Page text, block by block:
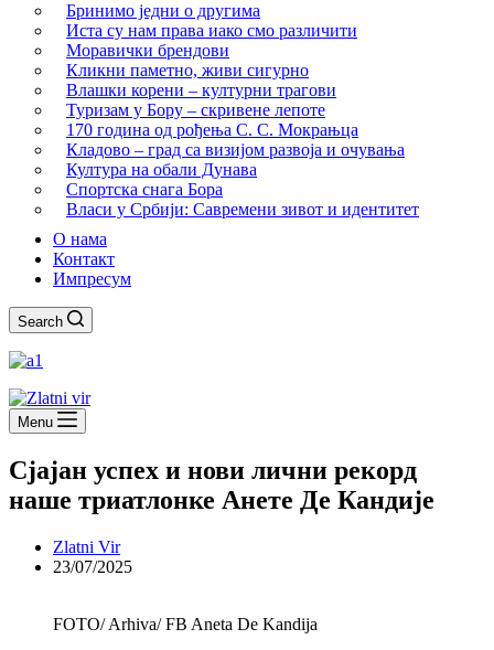
Бринимо једни о другима
Иста су нам права иако смо различити
Моравички брендови
Кликни паметно, живи сигурно
Влашки корени – културни трагови
Туризам у Бору – скривене лепоте
170 година од рођења С. С. Мокрањца
Кладово – град са визијом развоја и очувања
Култура на обали Дунава
Спортска снага Бора
Власи у Србији: Савремени зивот и идентитет
О нама
Контакт
Импресум
Search
Menu
Сјајан успех и нови лични рекорд
наше триатлонке Анете Де Кандије
Zlatni Vir
23/07/2025
FOTO/ Arhiva/ FB Aneta De Kandija